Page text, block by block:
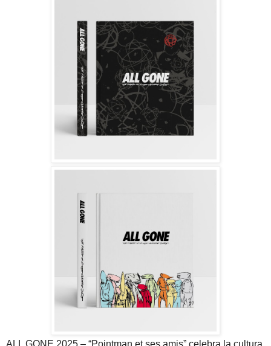
ALL GONE 2025 – “Pointman et ses amis” celebra la cultura